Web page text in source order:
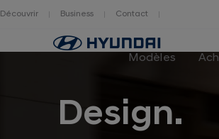
Découvrir Business Contact
Hyundai
logo
Modèles
Design.